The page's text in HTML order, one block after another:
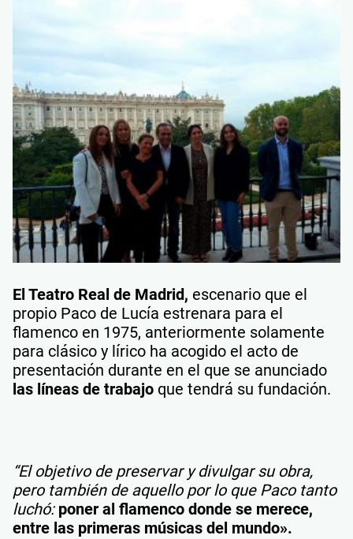
El Teatro Real de Madrid, escenario que el
propio Paco de Lucía estrenara para el
flamenco en 1975, anteriormente solamente
para clásico y lírico ha acogido el acto de
presentación durante en el que se anunciado
las líneas de trabajo que tendrá su fundación.
“El objetivo de preservar y divulgar su obra,
pero también de aquello por lo que Paco tanto
luchó: poner al flamenco donde se merece,
entre las primeras músicas del mundo».